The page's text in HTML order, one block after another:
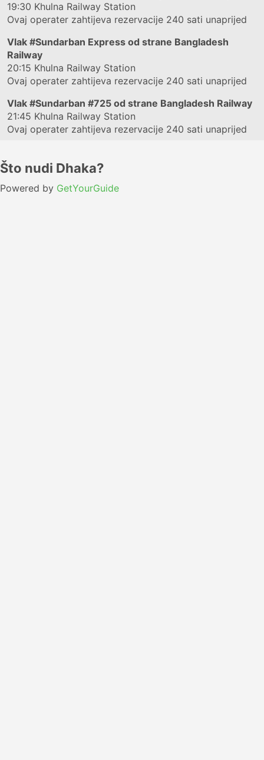
19:30 Khulna Railway Station
Ovaj operater zahtijeva rezervacije 240 sati unaprijed
Vlak #Sundarban Express od strane Bangladesh
Railway
20:15 Khulna Railway Station
Ovaj operater zahtijeva rezervacije 240 sati unaprijed
Vlak #Sundarban #725 od strane Bangladesh Railway
21:45 Khulna Railway Station
Ovaj operater zahtijeva rezervacije 240 sati unaprijed
Što nudi Dhaka?
Powered by GetYourGuide